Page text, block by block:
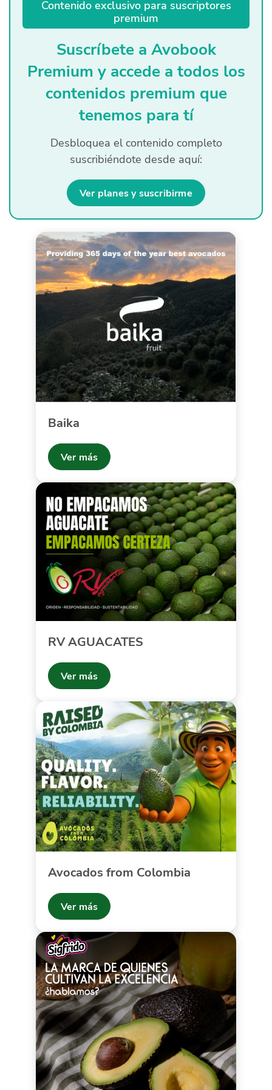
Quiénes Somos
Mercados
Contacto
modo claro Español
Contenido exclusivo para suscriptores
premium
Suscríbete a Avobook
Premium y accede a todos los
contenidos premium que
tenemos para tí
Desbloquea el contenido completo
suscribiéndote desde aquí:
Ver planes y suscribirme
Baika
Ver más
RV AGUACATES
Ver más
Avocados from Colombia
Ver más